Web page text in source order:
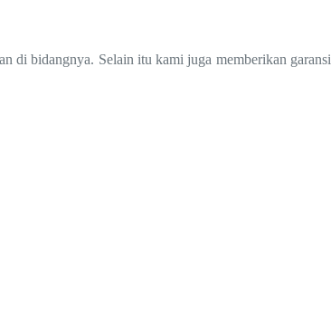
di bidangnya. Selain itu kami juga memberikan garansi